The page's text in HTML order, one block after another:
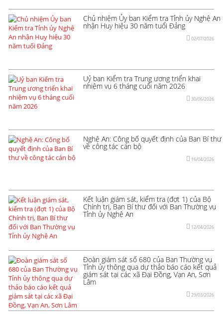
Chủ nhiệm Ủy ban Kiểm tra Tỉnh ủy Nghệ An
nhận Huy hiệu 30 năm tuổi Đảng
02/07/2026
Uỷ ban Kiểm tra Trung ương triển khai
nhiệm vụ 6 tháng cuối năm 2026
30/06/2026
Nghệ An: Công bố quyết định của Ban Bí thư
về công tác cán bộ
16/04/2026
Kết luận giám sát, kiểm tra (đợt 1) của Bộ
Chính trị, Ban Bí thư đối với Ban Thường vụ
Tỉnh ủy Nghệ An
12/04/2026
Đoàn giám sát số 680 của Ban Thường vụ
Tỉnh ủy thông qua dự thảo báo cáo kết quả
giám sát tại các xã Đại Đồng, Vạn An, Sơn
Lâm
29/03/2026